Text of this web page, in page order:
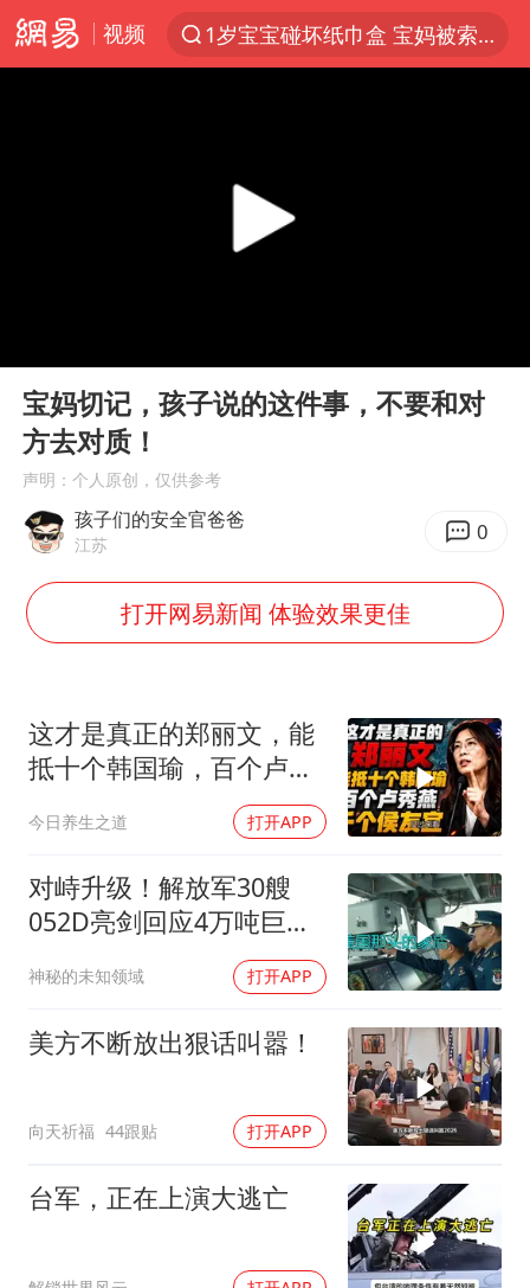
视频
1岁宝宝碰坏纸巾盒 宝妈被索赔924元
阿根廷足协发文力挺因凡蒂诺
日本广岛民众举行游行反对政府行径
日韩股市高开跳水 SK海力士下挫转跌
台风白海豚最新路径研判来了
我国编制完成新版全月地质图
“深圳地面沉降致车辆损坏”不实
男子结婚8年发现3个女儿均非亲生
奋进开新局 实干挑大梁
Play
宝妈切记，孩子说的这件事，不要和对
方去对质！
声明：个人原创，仅供参考
孩子们的安全官爸爸
江苏 0
打开网易新闻 体验效果更佳
这才是真正的郑丽文，能
抵十个韩国瑜，百个卢秀
今日养生之道 打开APP
对峙升级！解放军30艘
052D亮剑回应4万吨巨舰
神秘的未知领域 打开APP
美方不断放出狠话叫嚣！
向天祈福 44跟贴 打开APP
台军，正在上演大逃亡